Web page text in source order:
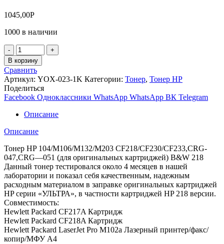
1045,00Р
1000 в наличии
Количество
товара
Тонер
HP
104/M106/M132/M203
CF218/CF230/CF233,CRG-
047,CRG-
-051
для
оригиналов
В корзину
Сравнить
Артикул: YOX-023-1K Категории: Тонер, Тонер НР
Поделиться
Facebook Одноклассники WhatsApp WhatsApp ВК Telegram
Описание
Описание
Тонер HP 104/M106/M132/M203 CF218/CF230/CF233,CRG-
047,CRG—051 (для оригинальных картриджей) B&W 218
Данный тонер тестировался около 4 месяцев в нашей
лаборатории и показал себя качественным, надежным
расходным материалом в заправке оригинальных картриджей
HP серии «УЛЬТРА», в частности картриджей HP 218 версии.
Совместимость:
Hewlett Packard CF217A Картридж
Hewlett Packard CF218A Картридж
Hewlett Packard LaserJet Pro M102a Лазерный принтер/факс/
копир/МФУ A4